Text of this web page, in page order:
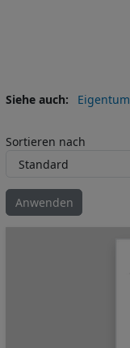
Siehe auch Eigentum
Sortieren nach